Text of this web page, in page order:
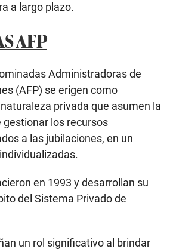
a largo plazo.
AFP
Administradoras de
(AFP) se erigen como
privada que asumen la
gestionar los recursos
a las jubilaciones, en un
en 1993 y desarrollan su
del Sistema Privado de
un rol significativo al brindar